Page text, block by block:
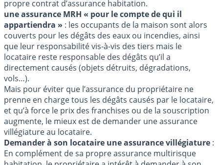
propre contrat d’assurance habitation.
une assurance MRH « pour le compte de qui il
appartiendra » : les occupants de la maison sont alors
couverts pour les dégâts des eaux ou incendies, ainsi
que leur responsabilité vis-à-vis des tiers mais le
locataire reste responsable des dégâts qu’il a
directement causés (objets détruits, dégradations,
vols…).
Mais pour éviter que l’assurance du propriétaire ne
prenne en charge tous les dégâts causés par le locataire,
et qu’à force le prix des franchises ou de la souscription
augmente, le mieux est de demander une assurance
villégiature au locataire.
Demander à son locataire une assurance villégiature :
En complément de sa propre assurance multirisque